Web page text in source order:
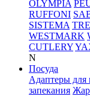
OLYMPIA
RUFFONI
SISTEMA
WESTMARK
CUTLERY
N
Посуда
Адаптеры
запекания